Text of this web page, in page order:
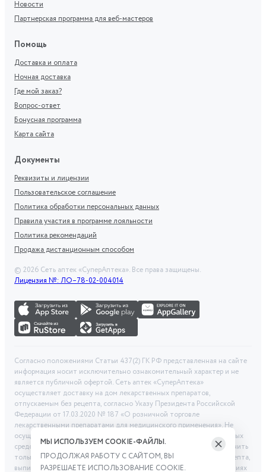
Новости
Партнерская программа для веб-мастеров
Помощь
Доставка и оплата
Ночная доставка
Где мой заказ?
Вопрос-ответ
Бонусная программа
Карта сайта
Документы
Реквизиты и лицензии
Пользовательское соглашение
Политика обработки персональных данных
Правила участия в программе лояльности
Политика рекомендаций
Продажа дистанционным способом
© 2026 Сеть аптек «СуперАптека». Все права защищены.
Лицензия №: ЛО–78-02-004014
Согласно положениями Статьи 437(2) ГК РФ представленная на сайте
информация носит исключительно ознакомительный характер и не
является публичной офертой. Сеть аптек «СуперАптека»
осуществляет доставку на дом лекарственных препаратов,
отпускаемым без рецепта, согласно Указу Президента Российской
Федерации от 17.03.2020 № 187 «О розничной торговле
лекарственными препаратами для медицинского применения». Не
осуществляем дистанционную продажу рецептурных лекарственных
средств и БАД. Рецептурные лекарственные средства можно получить
только при помощи самовывоза в аптеке при предоставлении рецепта,
выписанного врачом. Бронирование товара выполняется при условиях
МЫ ИСПОЛЬЗУЕМ COOKIE-ФАЙЛЫ.
ПРОДОЛЖАЯ РАБОТУ С САЙТОМ, ВЫ
РАЗРЕШАЕТЕ ИСПОЛЬЗОВАНИЕ COOKIE.